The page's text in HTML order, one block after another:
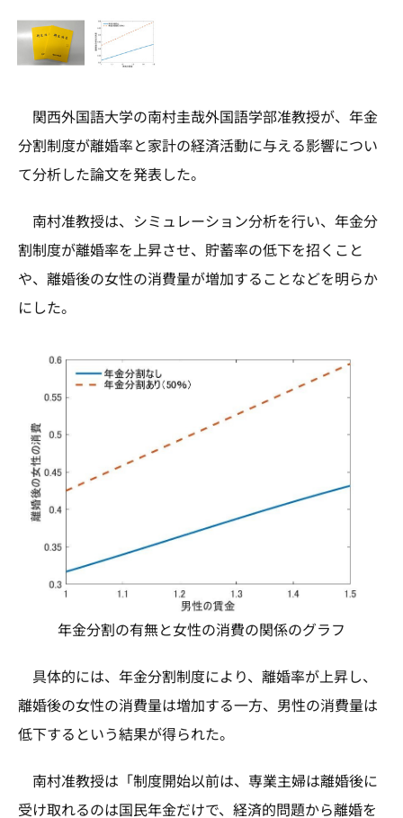
関西外国語大学の南村圭哉外国語学部准教授が、年金
分割制度が離婚率と家計の経済活動に与える影響につい
て分析した論文を発表した。
南村准教授は、シミュレーション分析を行い、年金分
割制度が離婚率を上昇させ、貯蓄率の低下を招くこと
や、離婚後の女性の消費量が増加することなどを明らか
にした。
年金分割の有無と女性の消費の関係のグラフ
具体的には、年金分割制度により、離婚率が上昇し、
離婚後の女性の消費量は増加する一方、男性の消費量は
低下するという結果が得られた。
南村准教授は「制度開始以前は、専業主婦は離婚後に
受け取れるのは国民年金だけで、経済的問題から離婚を